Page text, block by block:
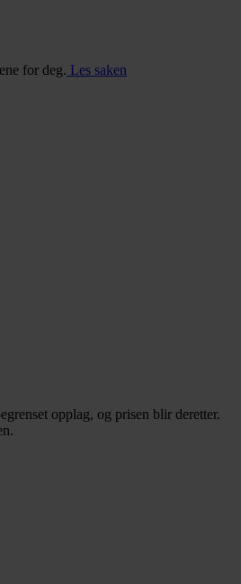
for deg. Les saken
opplag, og prisen blir deretter.